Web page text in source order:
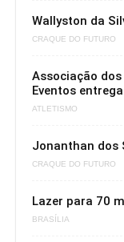
Wallyston da
CRAQUE DO FUTURO
Associação
Eventos
ATLETISMO
Jonanthan dos
CRAQUE DO FUTURO
Lazer para 70
BRASÍLIA